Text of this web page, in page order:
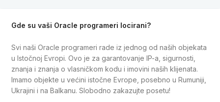
Gde su vaši Oracle programeri locirani?
Svi naši Oracle programeri rade iz jednog od naših objekata
u Istočnoj Evropi. Ovo je za garantovanje IP-a, sigurnosti,
znanja i znanja o vlasničkom kodu i imovini naših klijenata.
Imamo objekte u većini istočne Evrope, posebno u Rumuniji,
Ukrajini i na Balkanu. Slobodno zakazujte posetu!